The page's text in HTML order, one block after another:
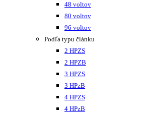
48 voltov
80 voltov
96 voltov
Podľa typu článku
2 HPZS
2 HPZB
3 HPZS
3 HPzB
4 HPZS
4 HPzB